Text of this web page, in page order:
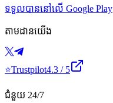
ទទួលបាននៅលើ Google Play
តាមដានយើង
⭐Trustpilot4.3 / 5
ជំនួយ 24/7